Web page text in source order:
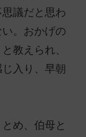
議だと思わ
。おかげの
教えられ、
入り、早朝
め、伯母と